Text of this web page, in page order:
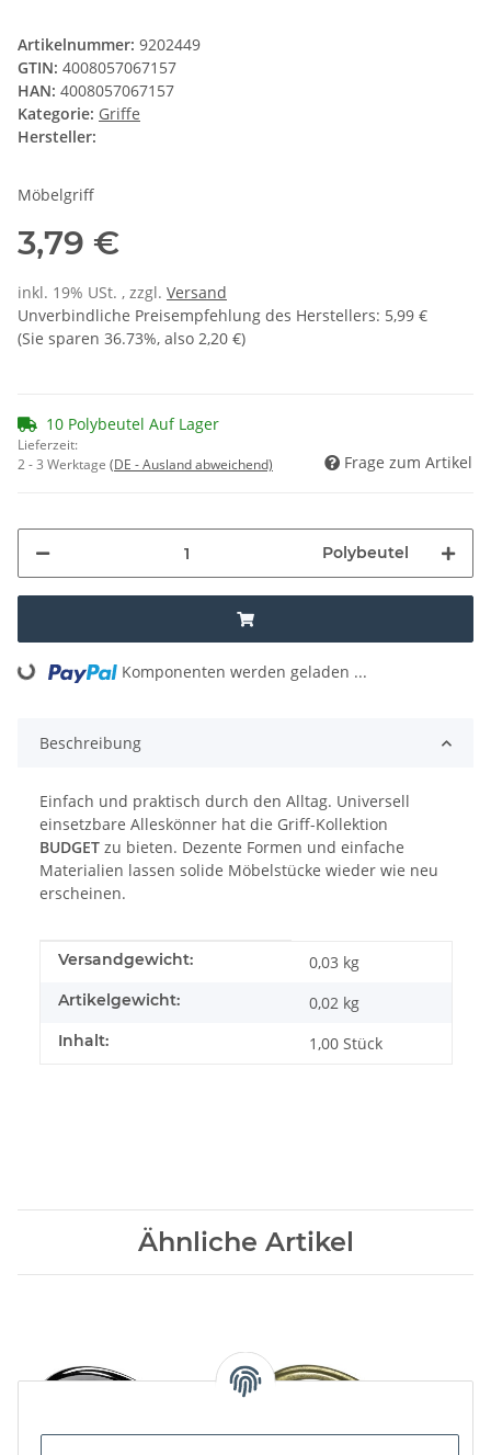
Artikelnummer: 9202449
GTIN: 4008057067157
HAN: 4008057067157
Kategorie: Griffe
Hersteller:
Möbelgriff
3,79 €
inkl. 19% USt. , zzgl. Versand
Unverbindliche Preisempfehlung des Herstellers: 5,99 €
(Sie sparen 36.73%, also 2,20 €)
10 Polybeutel Auf Lager
Lieferzeit:
2 - 3 Werktage (DE - Ausland abweichend) Frage zum Artikel
Polybeutel
Loading... Komponenten werden geladen ...
Beschreibung
Einfach und praktisch durch den Alltag. Universell
einsetzbare Alleskönner hat die Griff-Kollektion
BUDGET zu bieten. Dezente Formen und einfache
Materialien lassen solide Möbelstücke wieder wie neu
erscheinen.
Produkteigenschaft
Wert
Versandgewicht: 0,03 kg
Artikelgewicht: 0,02 kg
Inhalt: 1,00 Stück
Ähnliche Artikel